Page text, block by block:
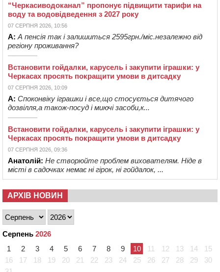
“Черкасиводоканал” пропонує підвищити тарифи на
воду та водовідведення з 2027 року
07 СЕРПНЯ 2026, 10:56
А: А пенсія так і залишиться 2595грн./міс.незалежно від
регіону проживання?
Встановити гойдалки, карусель і закупити іграшки: у
Черкасах просять покращити умови в дитсадку
07 СЕРПНЯ 2026, 10:09
А: Споконвіку іграшки і все,що стосується дитячого
дозвілля,а також-посуд і миючі засоби,к...
Встановити гойдалки, карусель і закупити іграшки: у
Черкасах просять покращити умови в дитсадку
07 СЕРПНЯ 2026, 09:36
Анатолій: Не створюйте проблем вихователям. Ніде в
місті в садочках немає ні гірок, ні гойдалок, ...
АРХІВ НОВИН
Серпень 2026
1
2 3 4 5 6 7 8 9 10 11 12 13 14
15
16
17 18 19 20 21 22 23 24 25 26 27 28 29
30